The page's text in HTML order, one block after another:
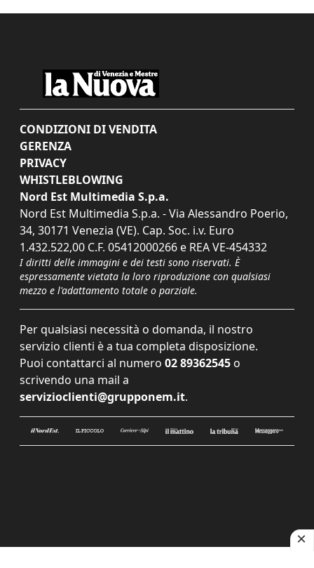
CONDIZIONI DI VENDITA
GERENZA
PRIVACY
WHISTLEBLOWING
Nord Est Multimedia S.p.a.
Nord Est Multimedia S.p.a. - Via Alessandro Poerio,
34, 30171 Venezia (VE). Cap. Soc. i.v. Euro
1.432.522,00 C.F. 05412000266 e REA VE-454332
I diritti delle immagini e dei testi sono riservati. È
espressamente vietata la loro riproduzione con qualsiasi
mezzo e l'adattamento totale o parziale.
Per qualsiasi necessità o domanda, il nostro
servizio clienti è a tua completa disposizione.
Puoi contattarci al numero 02 89362545 o
scrivendo una mail a
servizioclienti@grupponem.it.